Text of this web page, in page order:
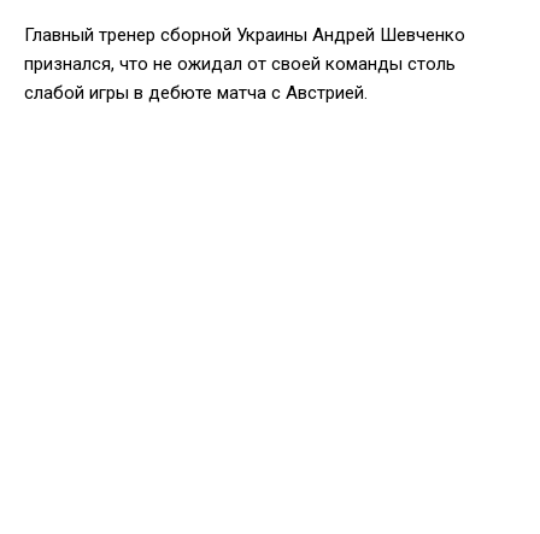
Главный тренер сборной Украины Андрей Шевченко
признался, что не ожидал от своей команды столь
слабой игры в дебюте матча с Австрией.